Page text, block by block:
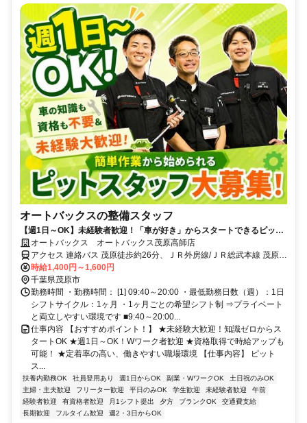
オートバックスの整備スタッフ
【週1日～OK】未経験者歓迎！「車が好き」からスタートできるピット
スタッフ！CMでもお馴染み★オートバックスでのお仕事になります！
オートバックス オートバックス茂原高師店
アクセス 連絡バス 茂原徒歩約26分、ＪＲ外房線/ＪＲ総武本線 茂原南
口徒歩約26分、ＪＲ外房線/ＪＲ総武本線 新茂原徒歩約27分
時給1,400円～1,600円
千葉県茂原市
勤務時間 ・勤務時間： [1] 09:40～20:00 ・最低勤務日数（週）：1日
シフトサイクル：1ヶ月 ・1ヶ月ごとの希望シフト制 ⇒プライベート
と両立しやすい環境です ■9:40～20:00...
仕事内容 【おすすめポイント！】 ★未経験大歓迎！知識ゼロからス
タートOK ★週1日～OK！Wワーク者歓迎 ★資格取得で時給アップも
可能！ ★定着率の高い、働きやすい職場環境 【仕事内容】 ピット
ス...
扶養内勤務OK 社員登用あり 週1日からOK 副業・WワークOK
土日祝のみOK
主婦・主夫歓迎
フリーター歓迎 平日のみOK 学生歓迎 未経験者歓迎
午前
経験者歓迎
有資格者歓迎 月1シフト提出 夕方 ブランクOK
交通費支給
長期歓迎
フルタイム歓迎 週2・3日からOK